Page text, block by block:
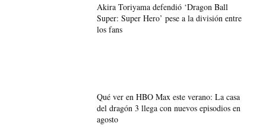
Akira Toriyama defendió ‘Dragon Ball
Super: Super Hero’ pese a la división entre
los fans
Qué ver en HBO Max este verano: La casa
del dragón 3 llega con nuevos episodios en
agosto